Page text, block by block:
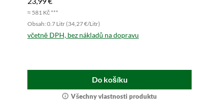
≈ 581 Kč ***
Obsah: 0.7 Litr (34,27 €/Litr)
včetně DPH, bez nákladů na dopravu
Do košíku
Všechny vlastnosti produktu